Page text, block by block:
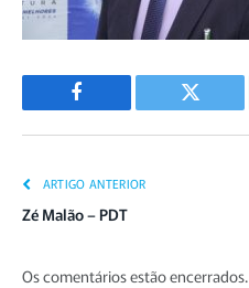
Facebook Twitter
ARTIGO ANTERIOR
Zé Malão – PDT
Os comentários estão encerrados.